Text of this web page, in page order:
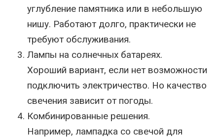
углубление памятника или в небольшую
нишу. Работают долго, практически не
требуют обслуживания.
Лампы на солнечных батареях.
Хороший вариант, если нет возможности
подключить электричество. Но качество
свечения зависит от погоды.
Комбинированные решения.
Например, лампадка со свечой для